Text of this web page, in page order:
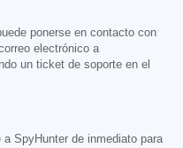
ponerse en contacto con
electrónico a
un ticket de soporte en el
a SpyHunter de inmediato para